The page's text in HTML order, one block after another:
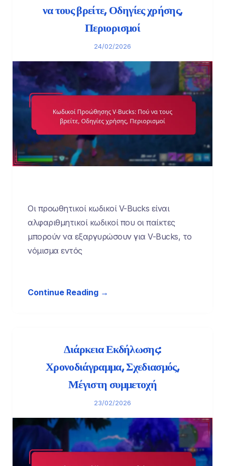
να τους βρείτε, Οδηγίες χρήσης,
Περιορισμοί
24/02/2026
Οι προωθητικοί κωδικοί V-Bucks είναι
αλφαριθμητικοί κωδικοί που οι παίκτες
μπορούν να εξαργυρώσουν για V-Bucks, το
νόμισμα εντός
Continue Reading →
Διάρκεια Εκδήλωσης:
Χρονοδιάγραμμα, Σχεδιασμός,
Μέγιστη συμμετοχή
23/02/2026